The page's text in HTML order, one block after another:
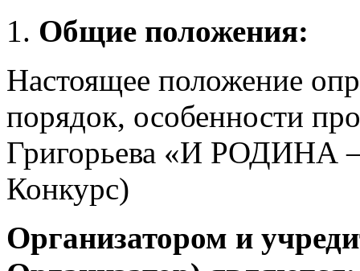
Общие положения:
Настоящее положение
порядок, особенности
Григорьева «И
Конкурс)
Организатором и